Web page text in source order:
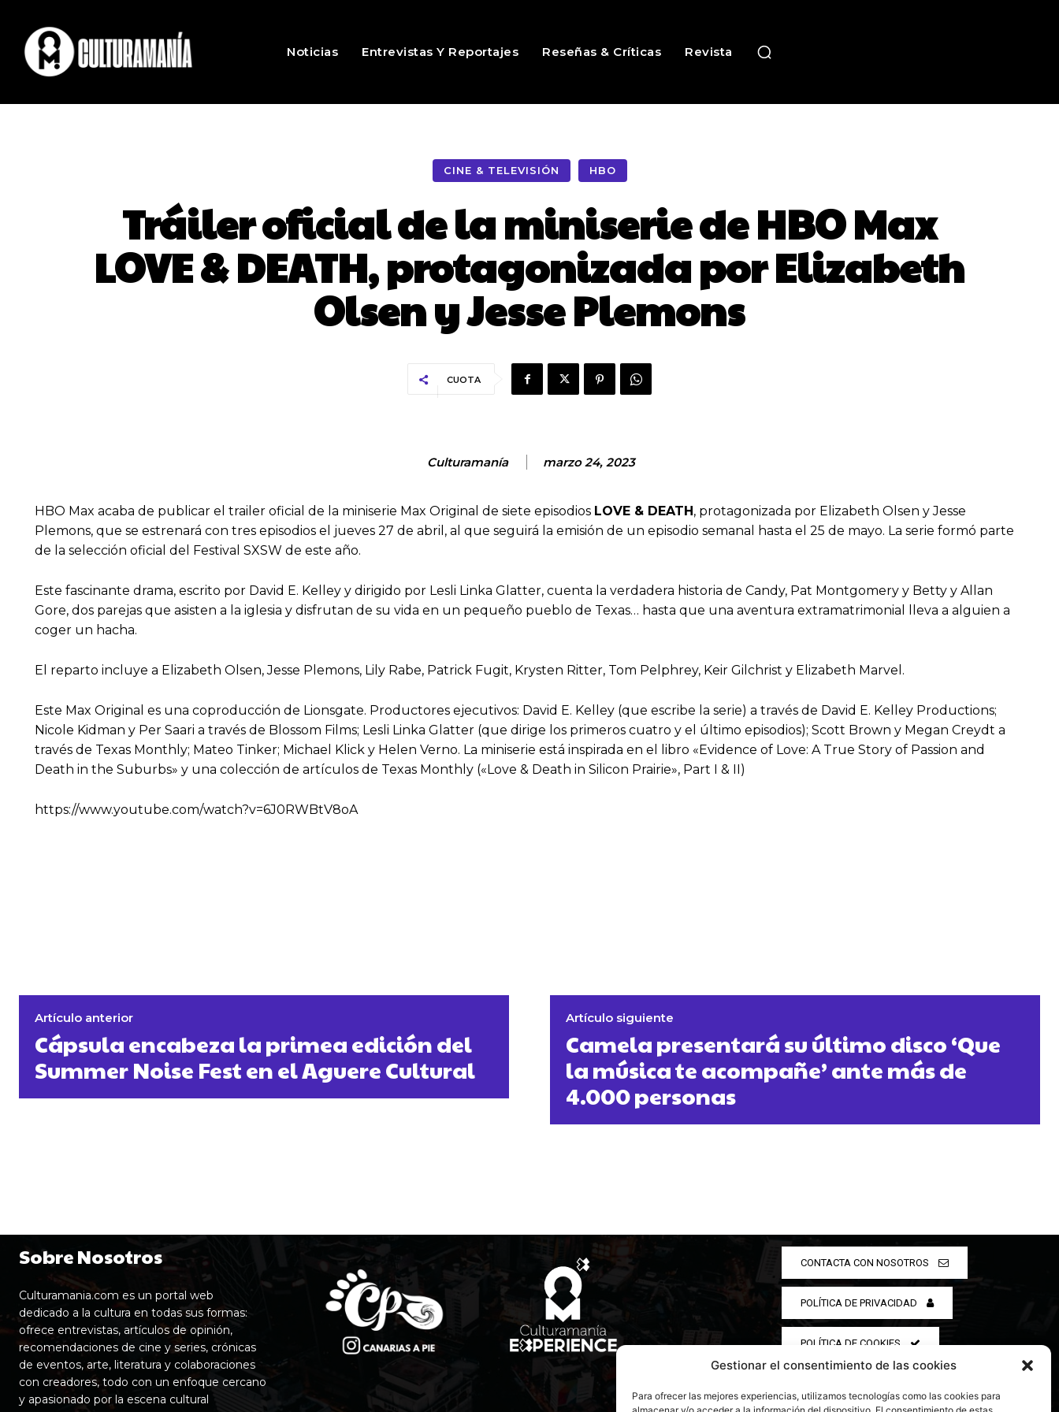
Gestionar el consentimiento de las cookies
Para ofrecer las mejores experiencias, utilizamos tecnologías como las cookies para
Noticias Entrevistas Y Reportajes Reseñas & Críticas Revista
CINE & TELEVISIÓN HBO
Tráiler oficial de la miniserie de HBO Max
LOVE & DEATH, protagonizada por Elizabeth
Olsen y Jesse Plemons
CUOTA
Culturamanía marzo 24, 2023
HBO Max acaba de publicar el trailer oficial de la miniserie Max Original de siete episodios LOVE & DEATH, protagonizada por Elizabeth Olsen y Jesse
Plemons, que se estrenará con tres episodios el jueves 27 de abril, al que seguirá la emisión de un episodio semanal hasta el 25 de mayo. La serie formó parte
de la selección oficial del Festival SXSW de este año.
Este fascinante drama, escrito por David E. Kelley y dirigido por Lesli Linka Glatter, cuenta la verdadera historia de Candy, Pat Montgomery y Betty y Allan
Gore, dos parejas que asisten a la iglesia y disfrutan de su vida en un pequeño pueblo de Texas… hasta que una aventura extramatrimonial lleva a alguien a
coger un hacha.
El reparto incluye a Elizabeth Olsen, Jesse Plemons, Lily Rabe, Patrick Fugit, Krysten Ritter, Tom Pelphrey, Keir Gilchrist y Elizabeth Marvel.
Este Max Original es una coproducción de Lionsgate. Productores ejecutivos: David E. Kelley (que escribe la serie) a través de David E. Kelley Productions;
Nicole Kidman y Per Saari a través de Blossom Films; Lesli Linka Glatter (que dirige los primeros cuatro y el último episodios); Scott Brown y Megan Creydt a
través de Texas Monthly; Mateo Tinker; Michael Klick y Helen Verno. La miniserie está inspirada en el libro «Evidence of Love: A True Story of Passion and
Death in the Suburbs» y una colección de artículos de Texas Monthly («Love & Death in Silicon Prairie», Part I & II)
https://www.youtube.com/watch?v=6J0RWBtV8oA
Artículo anterior
Cápsula encabeza la primea edición del
Summer Noise Fest en el Aguere Cultural
Artículo siguiente
Camela presentará su último disco ‘Que
la música te acompañe’ ante más de
4.000 personas
Sobre Nosotros
Culturamania.com es un portal web
dedicado a la cultura en todas sus formas:
ofrece entrevistas, artículos de opinión,
recomendaciones de cine y series, crónicas
de eventos, arte, literatura y colaboraciones
con creadores, todo con un enfoque cercano
y apasionado por la escena cultural
CONTACTA CON NOSOTROS
POLÍTICA DE PRIVACIDAD
POLÍTICA DE COOKIES